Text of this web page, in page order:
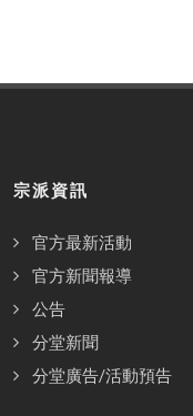
宗派資訊
官方最新活動
官方新聞報導
公告
分堂新聞
分堂廣告/活動預告